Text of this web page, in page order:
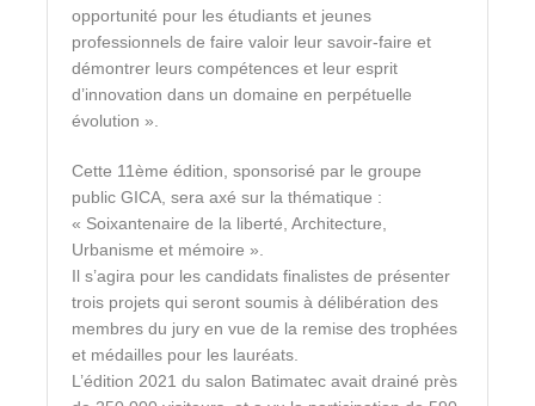
opportunité pour les étudiants et jeunes
professionnels de faire valoir leur savoir-faire et
démontrer leurs compétences et leur esprit
d’innovation dans un domaine en perpétuelle
évolution ».
Cette 11ème édition, sponsorisé par le groupe
public GICA, sera axé sur la thématique :
« Soixantenaire de la liberté, Architecture,
Urbanisme et mémoire ».
Il s’agira pour les candidats finalistes de présenter
trois projets qui seront soumis à délibération des
membres du jury en vue de la remise des trophées
et médailles pour les lauréats.
L’édition 2021 du salon Batimatec avait drainé près